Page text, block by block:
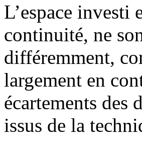
L’espace investi
continuité, ne
différemment,
largement en
écartements des
issus de la